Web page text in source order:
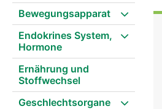
Bewegungsapparat
Endokrines System,
Hormone
Ernährung und
Stoffwechsel
Geschlechtsorgane